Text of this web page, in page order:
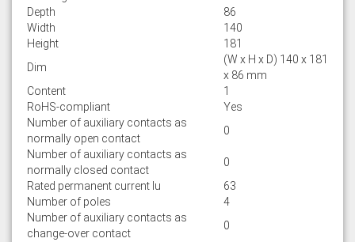
Depth
86
Width
140
Height
181
Dim
(W x H x D) 140 x 181
x 86 mm
Content
1
RoHS-compliant
Yes
Number of auxiliary contacts as
normally open contact
0
Number of auxiliary contacts as
normally closed contact
0
Rated permanent current Iu
63
Number of poles
4
Number of auxiliary contacts as
change-over contact
0